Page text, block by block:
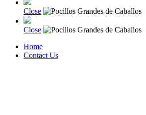
Close
Close
Home
Contact Us